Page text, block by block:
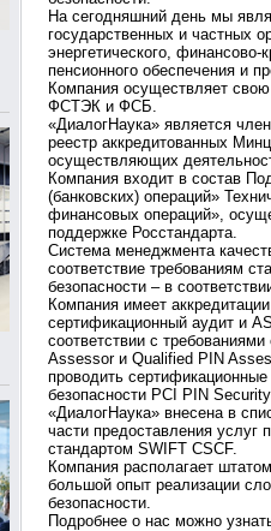
На сегодняшний день мы
государственных и частных
энергетического, финансово-
пенсионного обеспечения и
Компания осуществляет
ФСТЭК и ФСБ.
«ДиалогНаука» является
реестр аккредитованных
осуществляющих
Компания входит в состав
(банковских) операций»
финансовых операций»,
поддержке Росстандарта.
Система менеджмента
соответствие требованиям
безопасности – в
Компания имеет
сертификационный аудит и
соответствии с
Assessor и Qualified PIN
проводить
безопасности PCI PIN
«ДиалогНаука» внесена в
части предоставления услуг
стандартом SWIFT CSCF.
Компания располагает
большой опыт реализации
безопасности.
Подробнее о нас можно